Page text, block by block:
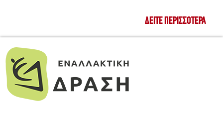
ΔΕΊΤΕ ΠΕΡΙΣΣΌΤΕΡΑ